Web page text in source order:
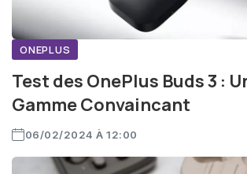
ONEPLUS
Test des OnePlus Buds 3 :
Gamme Convaincant
06/02/2024 À 12:00